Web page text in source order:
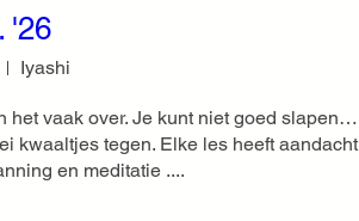
'26
Iyashi
het vaak over. Je kunt niet goed slapen…
kwaaltjes tegen. Elke les heeft aandacht
en meditatie ....